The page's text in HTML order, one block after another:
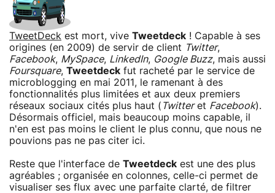
TweetDeck est mort, vive Tweetdeck ! Capable à ses
origines (en 2009) de servir de client Twitter,
Facebook, MySpace, LinkedIn, Google Buzz, mais aussi
Foursquare, Tweetdeck fut racheté par le service de
microblogging en mai 2011, le ramenant à des
fonctionnalités plus limitées et aux deux premiers
réseaux sociaux cités plus haut ( Twitteret Facebook).
Désormais officiel, mais beaucoup moins capable, il
n'en est pas moins le client le plus connu, que nous ne
pouvions pas ne pas citer ici.
Reste que l'interface de Tweetdeck est une des plus
agréables ; organisée en colonnes, celle-ci permet de
visualiser ses flux avec une parfaite clarté, de filtrer